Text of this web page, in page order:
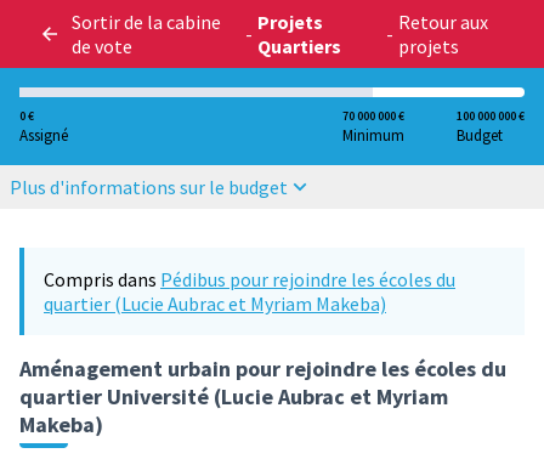
Sortir de la cabine
de vote
- Projets
Quartiers
- Retour aux
projets
0 €
Assigné
70 000 000 €
Minimum
100 000 000 €
Budget
Plus d'informations sur le budget
Compris dans Pédibus pour rejoindre les écoles du
quartier (Lucie Aubrac et Myriam Makeba)
Aménagement urbain pour rejoindre les écoles du
quartier Université (Lucie Aubrac et Myriam
Makeba)